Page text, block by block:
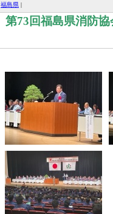
福島県
第73回福島県消防